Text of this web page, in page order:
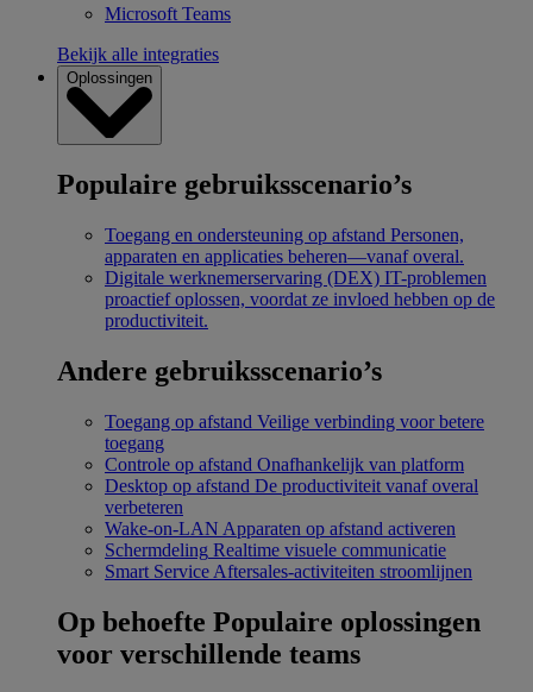
Microsoft Teams
Bekijk alle integraties
Oplossingen
Populaire gebruiksscenario’s
Toegang en ondersteuning op afstand Personen,
apparaten en applicaties beheren—vanaf overal.
Digitale werknemerservaring (DEX) IT-problemen
proactief oplossen, voordat ze invloed hebben op de
productiviteit.
Andere gebruiksscenario’s
Toegang op afstand Veilige verbinding voor betere
toegang
Controle op afstand Onafhankelijk van platform
Desktop op afstand De productiviteit vanaf overal
verbeteren
Wake-on-LAN Apparaten op afstand activeren
Schermdeling Realtime visuele communicatie
Smart Service Aftersales-activiteiten stroomlijnen
Op behoefte Populaire oplossingen
voor verschillende teams